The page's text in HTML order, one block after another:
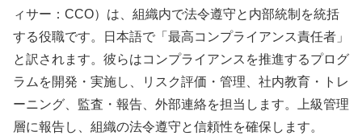
ィサー：CCO）は、組織内で法令遵守と内部統制を統括
する役職です。日本語で「最高コンプライアンス責任者」
と訳されます。彼らはコンプライアンスを推進するプログ
ラムを開発・実施し、リスク評価・管理、社内教育・トレ
ーニング、監査・報告、外部連絡を担当します。上級管理
層に報告し、組織の法令遵守と信頼性を確保します。